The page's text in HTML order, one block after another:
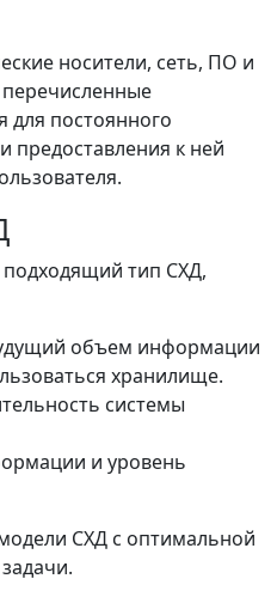
носители, сеть, ПО и
перечисленные
постоянного
предоставления к ней
тип СХД,
объем информации
хранилище.
системы
и уровень
СХД с оптимальной